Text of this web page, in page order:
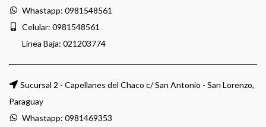
Whastapp: 0981548561
Celular: 0981548561
Linea Baja: 021203774
Sucursal 2 - Capellanes del Chaco c/ San Antonio - San Lorenzo,
Paraguay
Whastapp: 0981469353